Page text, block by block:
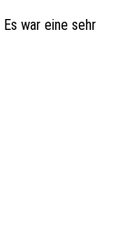
war eine sehr